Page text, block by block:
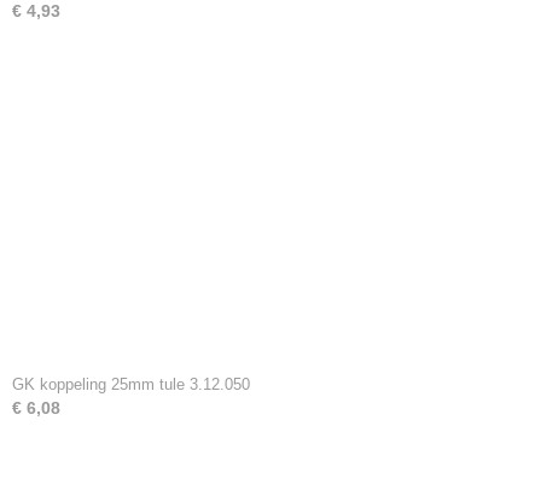
€ 4,93
GK koppeling 25mm tule 3.12.050
€ 6,08